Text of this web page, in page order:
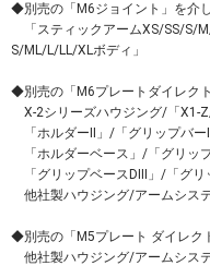
◆別売の「M6ジョイント」を介
「スティックアームXS/SS/S/
S/ML/L/LL/XLボディ」
◆別売の「M6プレートダイレク
X-2シリーズハウジング/「X1-
「ホルダーII」/「グリップバー
「ホルダーベース」/「グリッ
「グリップベースDIII」/「グリ
他社製ハウジング/アームシス
◆別売の「M5プレート ダイレク
他社製ハウジング/アームシス